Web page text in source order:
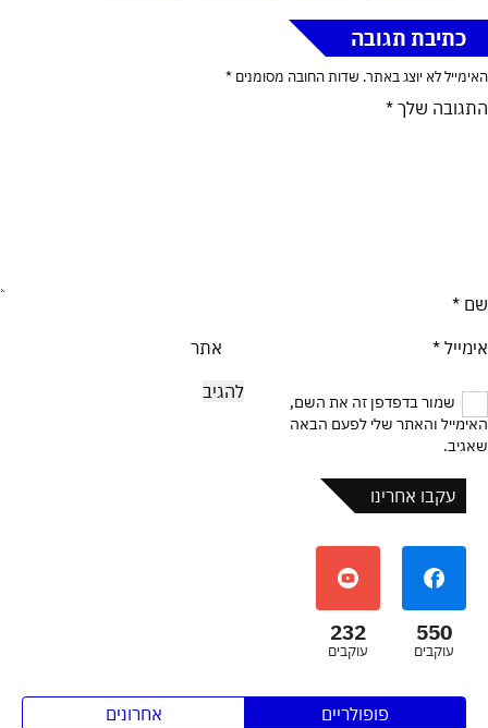
כתיבת תגובה
האימייל לא יוצג באתר. שדות החובה מסומנים *
התגובה שלך *
שם *
אימייל * אתר
שמור בדפדפן זה את השם,
האימייל והאתר שלי לפעם הבאה
שאגיב.
עקבו אחרינו
550
עוקבים
232
עוקבים
פופולריים אחרונים